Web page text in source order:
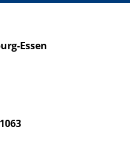
Essen